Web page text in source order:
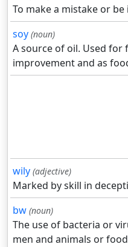
To make a mistake or
soy (noun)
A source of oil. Used for
improvement and as
wily (adjective)
Marked by skill in
bw (noun)
The use of bacteria or
men and animals or